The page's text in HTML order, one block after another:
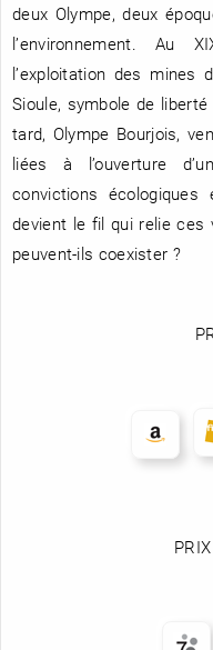
deux Olympe, deux
l’environnement. Au
l’exploitation des mines
Sioule, symbole de
tard, Olympe Bourjois,
liées à l’ouverture
convictions
devient le fil qui relie ces
peuvent-ils coexister ?